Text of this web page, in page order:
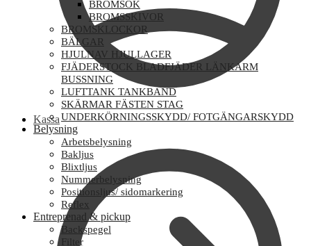
Kassa
BROMSOK
BROMSSKIVOR
BROMSKLOCKOR
BÄLGAR
HJULNAV HJULLAGER
FJÄDERSTOCK BLADFJÄDER LÄNKARM
BUSSNING
LUFTTANK TANKBAND
SKÄRMAR FÄSTEN STAG
UNDERKÖRNINGSSKYDD/ FOTGÄNGARSKYDD
Belysning
Arbetsbelysning
Bakljus
Blixtljus
Nummerbelysning
Positionsljus/ sidomarkering
Reflex
Entreprenad & pickup
Backspegel
Filter